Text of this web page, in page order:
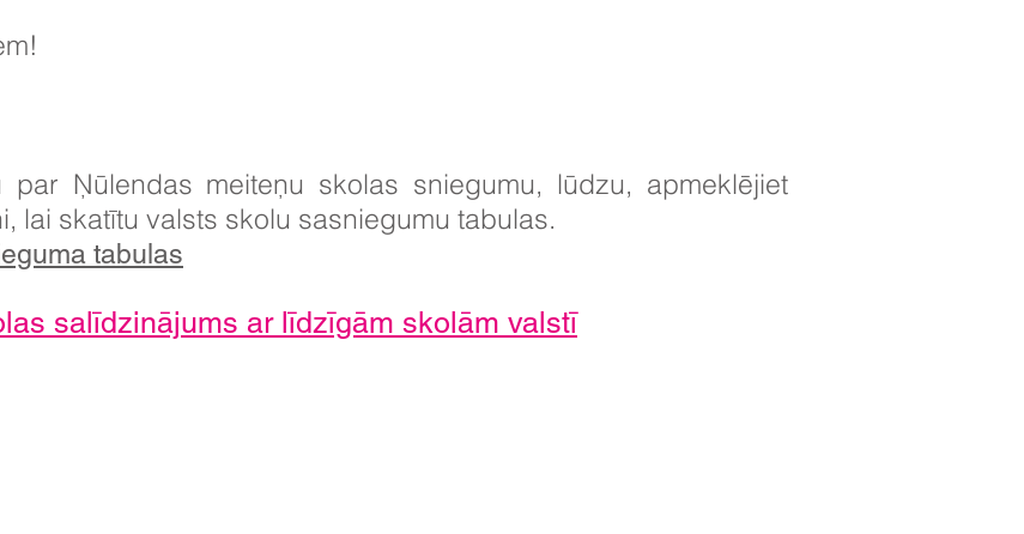
par Ņūlendas meiteņu skolas sniegumu, lūdzu, apmeklējiet
lai skatītu valsts skolu sasniegumu tabulas.
tabulas
salīdzinājums ar līdzīgām skolām valstī